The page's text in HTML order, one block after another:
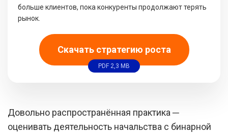
больше клиентов, пока конкуренты продолжают терять
рынок.
Скачать стратегию роста
PDF 2,3 MB
Довольно распространённая практика ─
оценивать деятельность начальства с бинарной